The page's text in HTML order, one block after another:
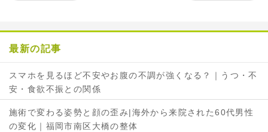
o
k
シ
ェ
r
で
ェ
ア
最新の記事
スマホを見るほど不安やお腹の不調が強くなる？｜うつ・不
安・食欲不振との関係
施術で変わる姿勢と顔の歪み|海外から来院された60代男性
の変化｜福岡市南区大橋の整体